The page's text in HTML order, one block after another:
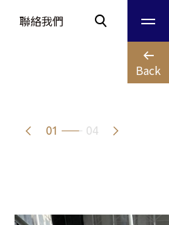
聯絡我們
01 04
Back